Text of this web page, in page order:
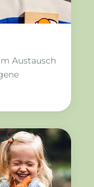
Austausch